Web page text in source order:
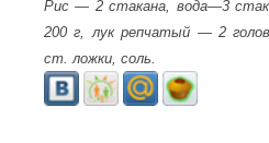
Рис — 2 стакана, вода—3
200 г, лук репчатый — 2
ст. ложки, соль.